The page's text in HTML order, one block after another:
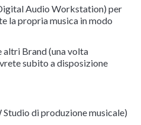
Audio Workstation) per
la propria musica in modo
altri Brand (una volta
subito a disposizione
di produzione musicale)